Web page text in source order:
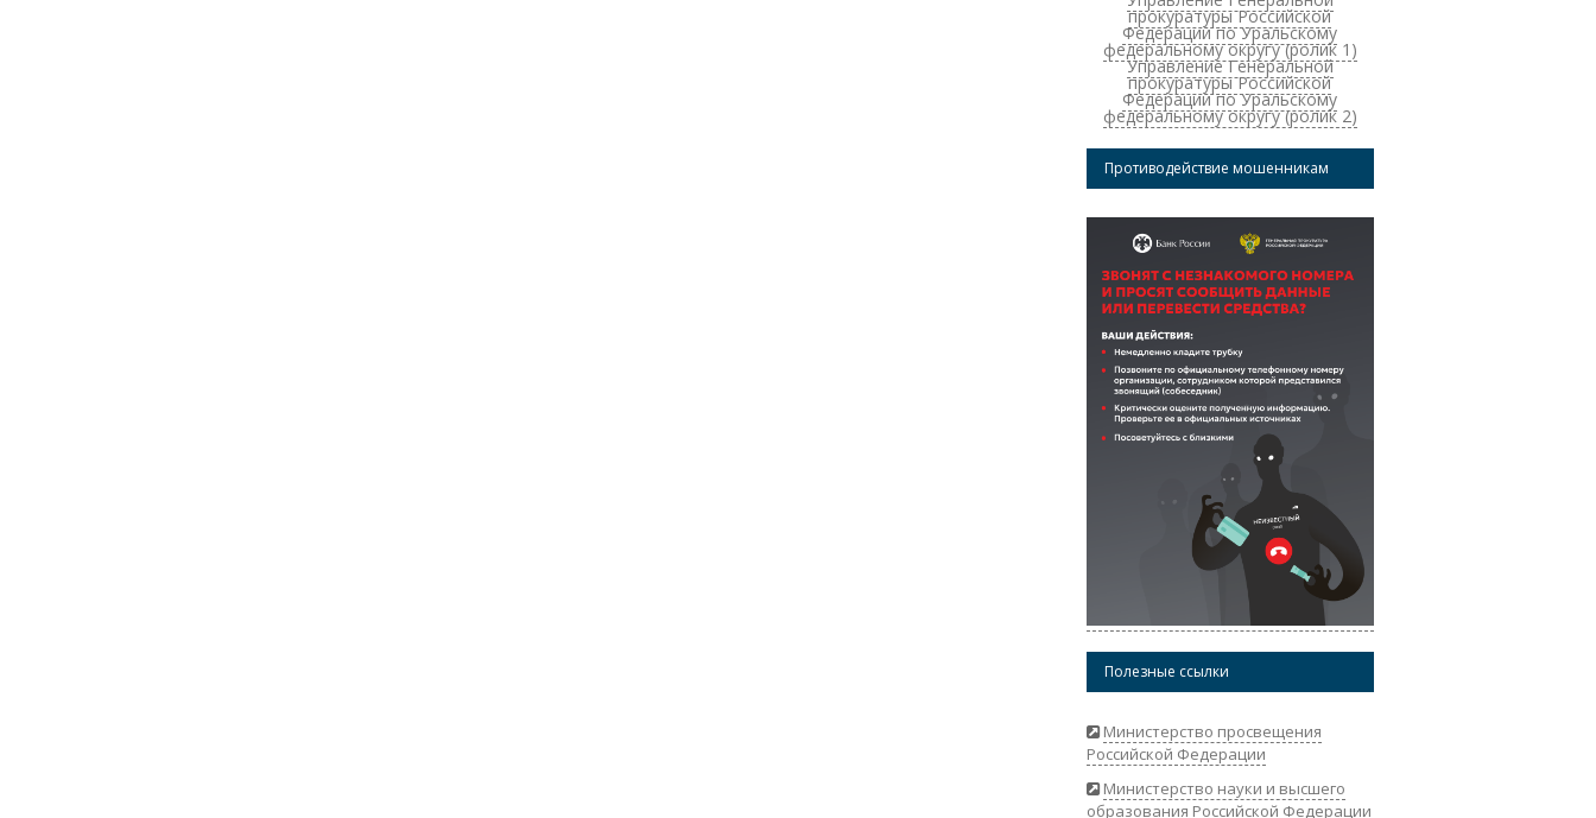
прокуратуры Российской
Федерации по Уральскому
федеральному округу (ролик 1)
Управление Генеральной
прокуратуры Российской
Федерации по Уральскому
федеральному округу (ролик 2)
Противодействие мошенникам
Полезные ссылки
Министерство просвещения
Российской Федерации
Министерство науки и высшего
образования Российской Федерации